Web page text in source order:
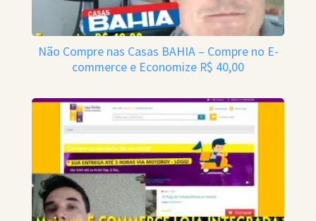
Não Compre nas Casas BAHIA – Compre no E-
commerce e Economize R$ 40,00